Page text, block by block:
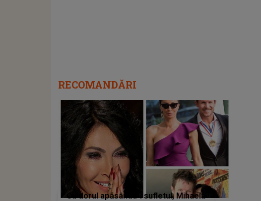
RECOMANDĂRI
Cu dorul apăsându-i sufletul, Mihaela